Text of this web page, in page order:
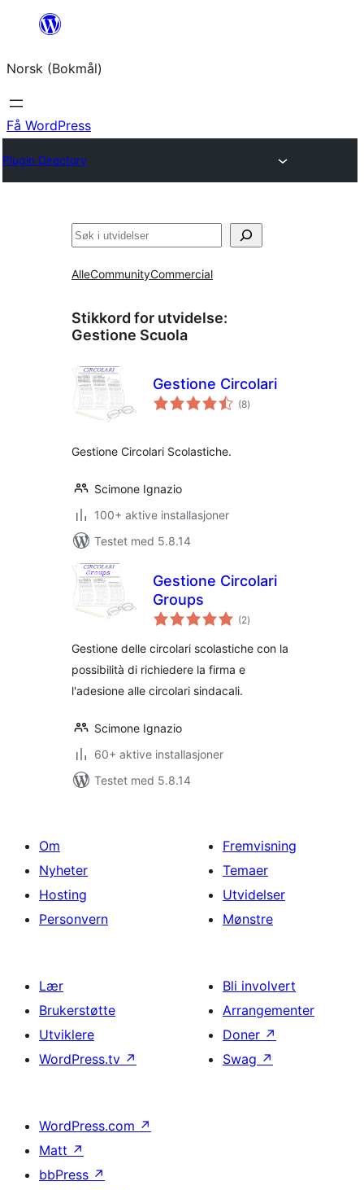
Hopp
innhold
Norsk (Bokmål)
Få WordPress
Plugin Directory
Søk
AlleCommunityCommercial
Stikkord for utvidelse:
Gestione Scuola
Gestione Circolari
(8totale
vurderinger
)
Gestione Circolari Scolastiche.
Scimone Ignazio
100+ aktive installasjoner
Testet med 5.8.14
Gestione Circolari
Groups
(2totale
vurderinger
)
Gestione delle circolari scolastiche con la
possibilità di richiedere la firma e
l'adesione alle circolari sindacali.
Scimone Ignazio
60+ aktive installasjoner
Testet med 5.8.14
Om
Nyheter
Hosting
Personvern
Fremvisning
Temaer
Utvidelser
Mønstre
Lær
Brukerstøtte
Utviklere
WordPress.tv ↗
Bli involvert
Arrangementer
Doner ↗
Swag ↗
WordPress.com ↗
Matt ↗
bbPress ↗